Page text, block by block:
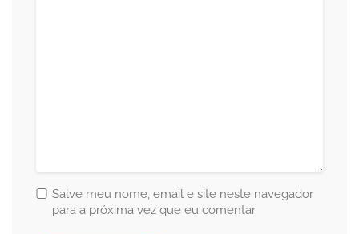
Salve meu nome, email e site neste navegador
para a próxima vez que eu comentar.